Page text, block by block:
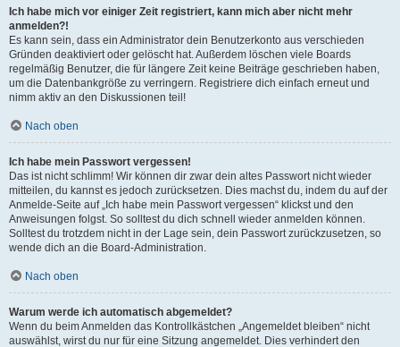
Ich habe mich vor einiger Zeit registriert, kann mich aber nicht mehr
anmelden?!
Es kann sein, dass ein Administrator dein Benutzerkonto aus verschieden
Gründen deaktiviert oder gelöscht hat. Außerdem löschen viele Boards
regelmäßig Benutzer, die für längere Zeit keine Beiträge geschrieben haben,
um die Datenbankgröße zu verringern. Registriere dich einfach erneut und
nimm aktiv an den Diskussionen teil!
Nach oben
Ich habe mein Passwort vergessen!
Das ist nicht schlimm! Wir können dir zwar dein altes Passwort nicht wieder
mitteilen, du kannst es jedoch zurücksetzen. Dies machst du, indem du auf der
Anmelde-Seite auf „Ich habe mein Passwort vergessen“ klickst und den
Anweisungen folgst. So solltest du dich schnell wieder anmelden können.
Solltest du trotzdem nicht in der Lage sein, dein Passwort zurückzusetzen, so
wende dich an die Board-Administration.
Nach oben
Warum werde ich automatisch abgemeldet?
Wenn du beim Anmelden das Kontrollkästchen „Angemeldet bleiben“ nicht
auswählst, wirst du nur für eine Sitzung angemeldet. Dies verhindert den